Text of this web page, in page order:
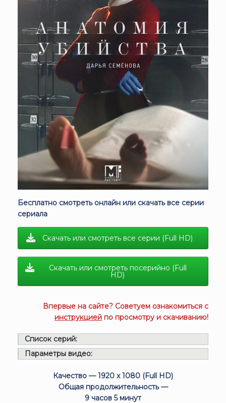
Бесплатно смотреть онлайн или скачать все серии
сериала
Скачать или смотреть все серии (Full HD)
Скачать или смотреть посерийно (Full
HD)
Впервые на сайте? Советуем ознакомиться с
инструкцией по просмотру и скачиванию!
Список серий:
Параметры видео:
Качество — 1920 x 1080 (Full HD)
Общая продолжительность —
9 часов 5 минут